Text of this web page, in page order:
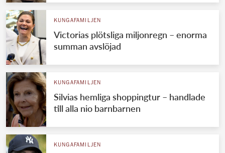
KUNGAFAMILJEN
Victorias plötsliga miljonregn – enorma
summan avslöjad
KUNGAFAMILJEN
Silvias hemliga shoppingtur – handlade
till alla nio barnbarnen
KUNGAFAMILJEN